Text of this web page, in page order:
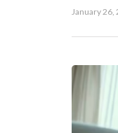
January 26,